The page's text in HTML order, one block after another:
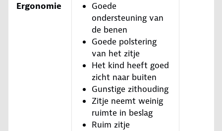
Ergonomie
Goede
ondersteuning van
de benen
Goede polstering
van het zitje
Het kind heeft goed
zicht naar buiten
Gunstige zithouding
Zitje neemt weinig
ruimte in beslag
Ruim zitje